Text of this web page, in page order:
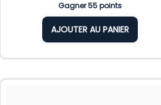
Gagner 55 points
AJOUTER AU PANIER